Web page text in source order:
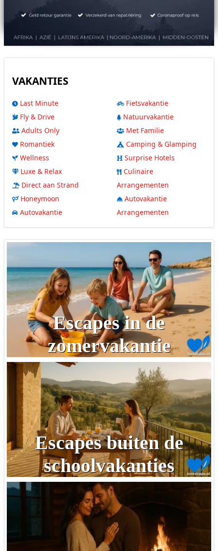
VAKANTIES
Last Minute
Fly & Drive
Adults Only
Romantiek
Wellness
Luxe & Relax
Direct aan Strand
Honeymoon
Autovakantie
Fietsvakantie
Natuurvakantie
Met Familie
Camping & Glamping
Surprise Hotels
Culinaire
Arrangementen
Autovakantie
Arrangementen
Escapes in de
zomervakantie
Escapes buiten de
schoolvakanties